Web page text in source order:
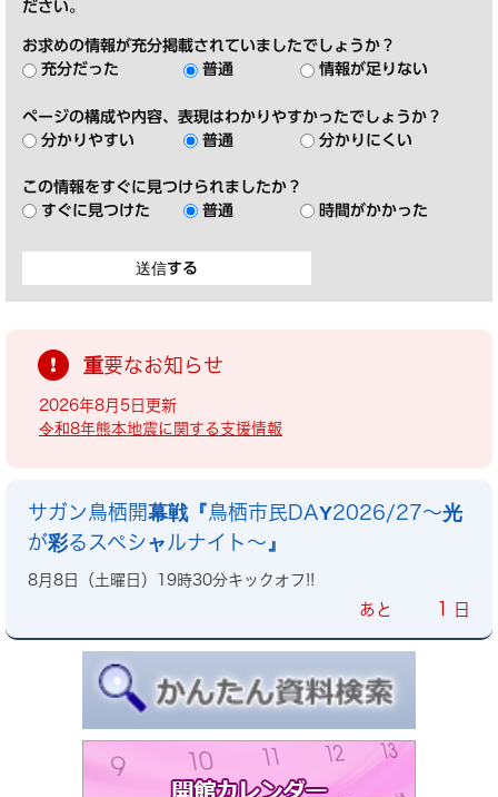
ださい。
お求めの情報が充分掲載されていましたでしょうか？
充分だった
普通 情報が足りない
ページの構成や内容、表現はわかりやすかったでしょうか？
分かりやすい
普通 分かりにくい
この情報をすぐに見つけられましたか？
すぐに見つけた
普通 時間がかかった
重要なお知らせ
2026年8月5日更新
令和8年熊本地震に関する支援情報
サガン鳥栖開幕戦『鳥栖市民DAY2026/27～光
が彩るスペシャルナイト～』
8月8日（土曜日）19時30分キックオフ!!
あと 1 日